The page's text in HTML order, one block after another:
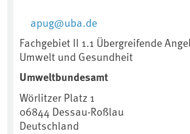
apug@uba.de
Fachgebiet II 1.1 Übergreifende
Umwelt und Gesundheit
Umweltbundesamt
Wörlitzer Platz 1
06844 Dessau-Roßlau
Deutschland